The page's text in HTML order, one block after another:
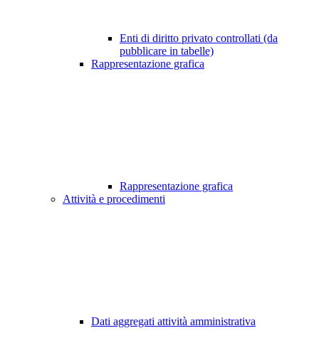
Enti di diritto privato controllati (da
pubblicare in tabelle)
Rappresentazione grafica
Rappresentazione grafica
Attività e procedimenti
Dati aggregati attività amministrativa